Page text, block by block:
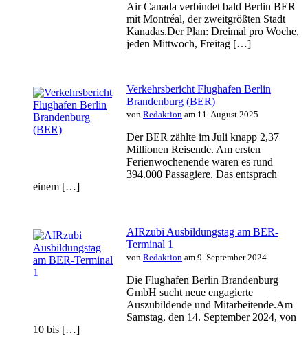
Air Canada verbindet bald Berlin BER
mit Montréal, der zweitgrößten Stadt
Kanadas.Der Plan: Dreimal pro Woche,
jeden Mittwoch, Freitag […]
Verkehrsbericht Flughafen Berlin
Brandenburg (BER)
von Redaktion am 11. August 2025
Der BER zählte im Juli knapp 2,37
Millionen Reisende. Am ersten
Ferienwochenende waren es rund
394.000 Passagiere. Das entsprach
einem […]
AIRzubi Ausbildungstag am BER-
Terminal 1
von Redaktion am 9. September 2024
Die Flughafen Berlin Brandenburg
GmbH sucht neue engagierte
Auszubildende und Mitarbeitende.Am
Samstag, den 14. September 2024, von
10 bis […]